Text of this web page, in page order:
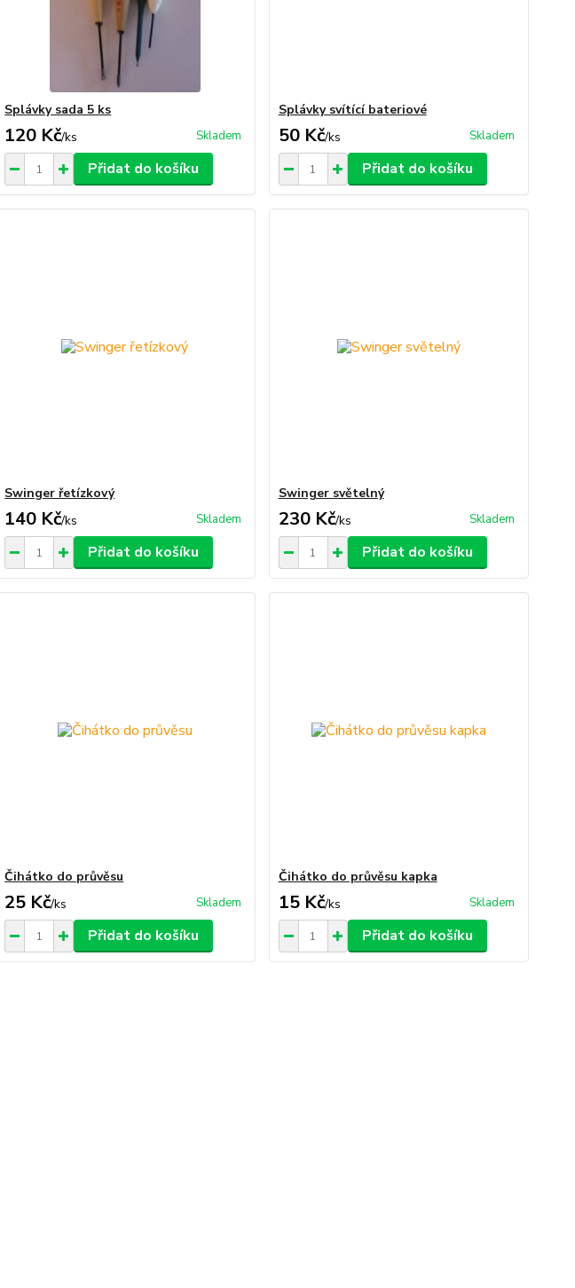
Splávky sada 5 ks
120 Kč/ks Skladem
Přidat do košíku
Splávky svítící bateriové
50 Kč/ks Skladem
Přidat do košíku
Swinger řetízkový
140 Kč/ks Skladem
Přidat do košíku
Swinger světelný
230 Kč/ks Skladem
Přidat do košíku
Čihátko do průvěsu
25 Kč/ks Skladem
Přidat do košíku
Čihátko do průvěsu kapka
15 Kč/ks Skladem
Přidat do košíku